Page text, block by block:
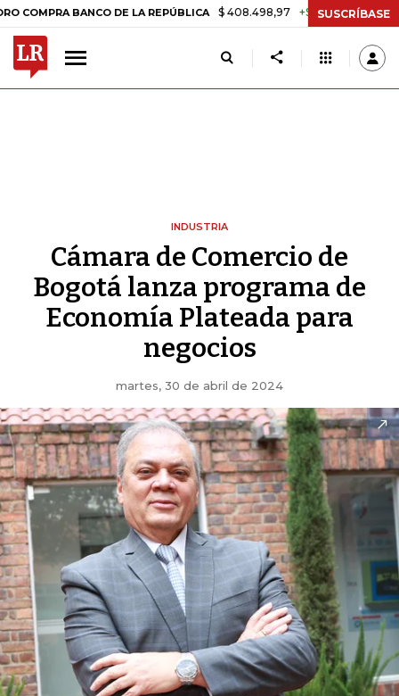
BANCO DE LA REPÚBLICA $ 408.498,97 +$ 8.753,81 +2,19%
SUSCRÍBASE
INDUSTRIA
Cámara de Comercio de
Bogotá lanza programa de
Economía Plateada para
negocios
martes, 30 de abril de 2024